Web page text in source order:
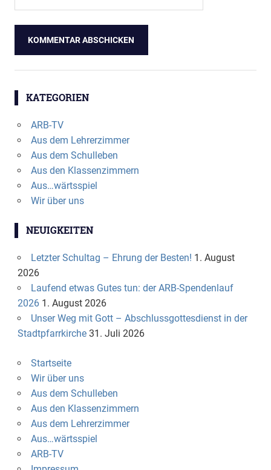
KATEGORIEN
ARB-TV
Aus dem Lehrerzimmer
Aus dem Schulleben
Aus den Klassenzimmern
Aus…wärtsspiel
Wir über uns
NEUIGKEITEN
Letzter Schultag – Ehrung der Besten! 1. August
2026
Laufend etwas Gutes tun: der ARB-Spendenlauf
2026 1. August 2026
Unser Weg mit Gott – Abschlussgottesdienst in der
Stadtpfarrkirche 31. Juli 2026
Startseite
Wir über uns
Aus dem Schulleben
Aus den Klassenzimmern
Aus dem Lehrerzimmer
Aus…wärtsspiel
ARB-TV